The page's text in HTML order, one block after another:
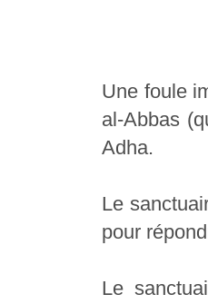
Une foule
al-Abbas
Adha.
Le
pour
Le